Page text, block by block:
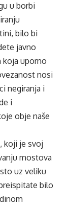
u borbi
bilo bi
javno
uporno
nosi
negiranja i
i
obje naše
koji je svoj
mostova
uz veliku
bilo